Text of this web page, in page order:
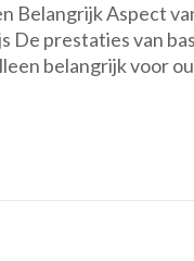
Belangrijk Aspect
De prestaties van
belangrijk voor